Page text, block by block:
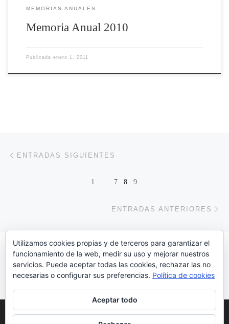
MEMORIAS ANUALES
Memoria Anual 2010
Publicada enero 1, 2011
ENTRADAS SIGUIENTES
1 … 7 8 9
ENTRADAS ANTERIORES
Hazte Voluntari@!!!!!
© Copyright 2022Huelva
Utilizamos cookies propias y de terceros para garantizar el
funcionamiento de la web, medir su uso y mejorar nuestros
servicios. Puede aceptar todas las cookies, rechazar las no
necesarias o configurar sus preferencias. Política de cookies
Aceptar todo